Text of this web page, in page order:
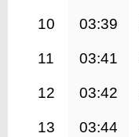
10 03:39
11 03:41
12 03:42
13 03:44